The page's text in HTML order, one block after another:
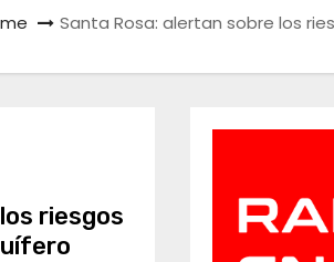
Santa Rosa: alertan sobre los
riesgos